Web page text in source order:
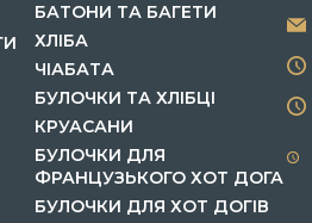
БАТОНИ ТА БАГЕТИ
ХЛІБА
ЧІАБАТА
БУЛОЧКИ ТА ХЛІБЦІ
КРУАСАНИ
БУЛОЧКИ ДЛЯ
ФРАНЦУЗЬКОГО ХОТ ДОГА
БУЛОЧКИ ДЛЯ ХОТ ДОГІВ